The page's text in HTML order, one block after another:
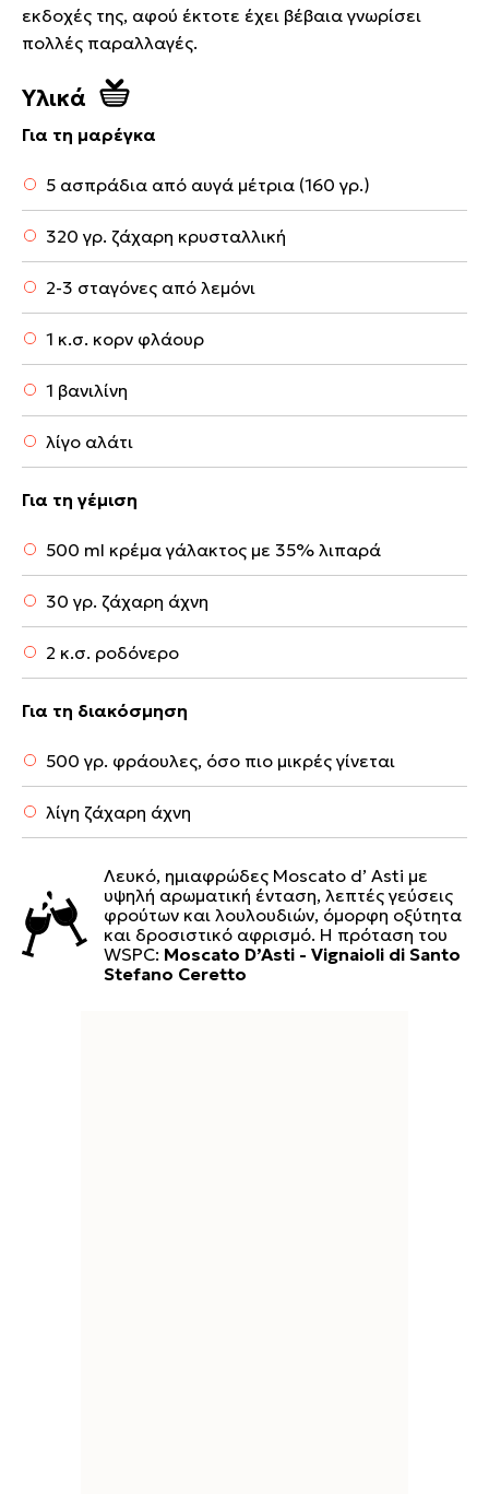
εκδοχές της, αφού έκτοτε έχει βέβαια γνωρίσει
πολλές παραλλαγές.
Υλικά
Για τη μαρέγκα
5 ασπράδια από αυγά μέτρια (160 γρ.)
320 γρ. ζάχαρη κρυσταλλική
2-3 σταγόνες από λεμόνι
1 κ.σ. κορν φλάουρ
1 βανιλίνη
λίγο αλάτι
Για τη γέμιση
500 ml κρέμα γάλακτος με 35% λιπαρά
30 γρ. ζάχαρη άχνη
2 κ.σ. ροδόνερο
Για τη διακόσμηση
500 γρ. φράουλες, όσο πιο μικρές γίνεται
λίγη ζάχαρη άχνη
Λευκό, ημιαφρώδες Moscato d’ Asti με
υψηλή αρωματική ένταση, λεπτές γεύσεις
φρούτων και λουλουδιών, όμορφη οξύτητα
και δροσιστικό αφρισμό. Η πρόταση του
WSPC: Moscato D’Asti - Vignaioli di Santo
Stefano Ceretto